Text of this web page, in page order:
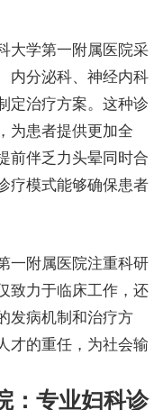
大学第一附属医院采
内分泌科、神经内科
定治疗方案。这种诊
为患者提供更加全
前伴乏力头晕同时合
疗模式能够确保患者
一附属医院注重科研
致力于临床工作，还
发病机制和治疗方
才的重任，为社会输
：专业妇科诊